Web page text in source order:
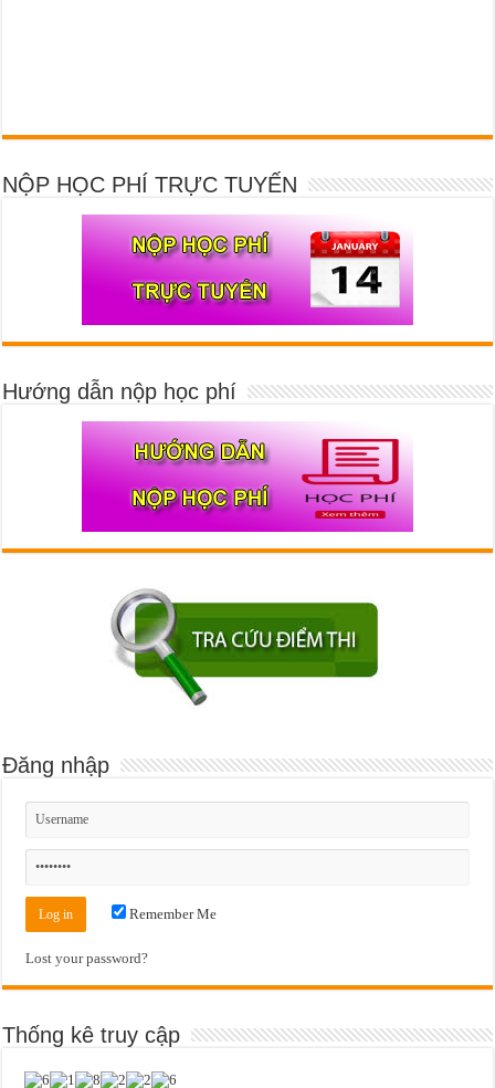
NỘP HỌC PHÍ TRỰC TUYẾN
Hướng dẫn nộp học phí
Đăng nhập
Remember Me
Lost your password?
Thống kê truy cập